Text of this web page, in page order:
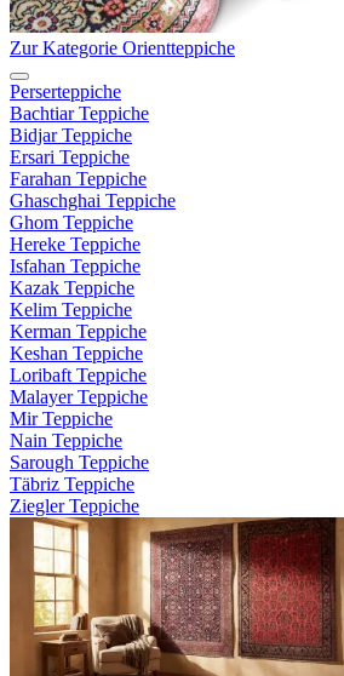
Zur Kategorie Orientteppiche
Perserteppiche
Bachtiar Teppiche
Bidjar Teppiche
Ersari Teppiche
Farahan Teppiche
Ghaschghai Teppiche
Ghom Teppiche
Hereke Teppiche
Isfahan Teppiche
Kazak Teppiche
Kelim Teppiche
Kerman Teppiche
Keshan Teppiche
Loribaft Teppiche
Malayer Teppiche
Mir Teppiche
Nain Teppiche
Sarough Teppiche
Täbriz Teppiche
Ziegler Teppiche